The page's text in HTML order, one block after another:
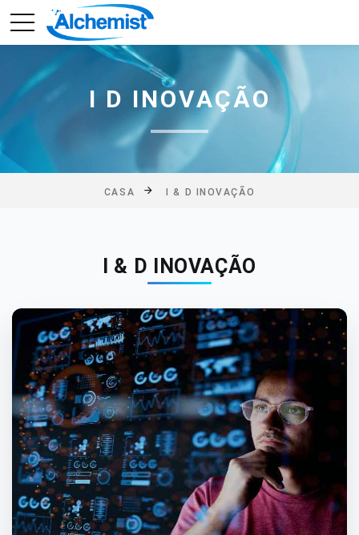
I D INOVAÇÃO
CASA I & D INOVAÇÃO
I & D INOVAÇÃO